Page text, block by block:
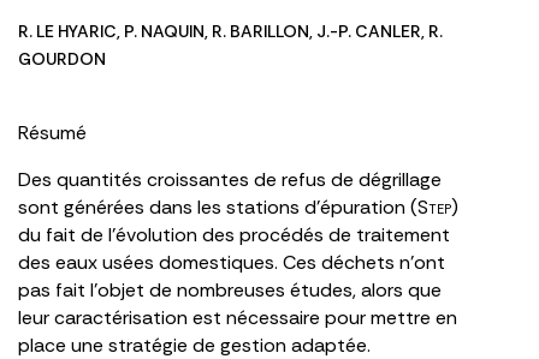
R. LE HYARIC, P. NAQUIN, R. BARILLON, J.-P. CANLER, R.
GOURDON
Résumé
Des quantités croissantes de refus de dégrillage
sont générées dans les stations d’épuration (Step)
du fait de l’évolution des procédés de traitement
des eaux usées domestiques. Ces déchets n’ont
pas fait l’objet de nombreuses études, alors que
leur caractérisation est nécessaire pour mettre en
place une stratégie de gestion adaptée.